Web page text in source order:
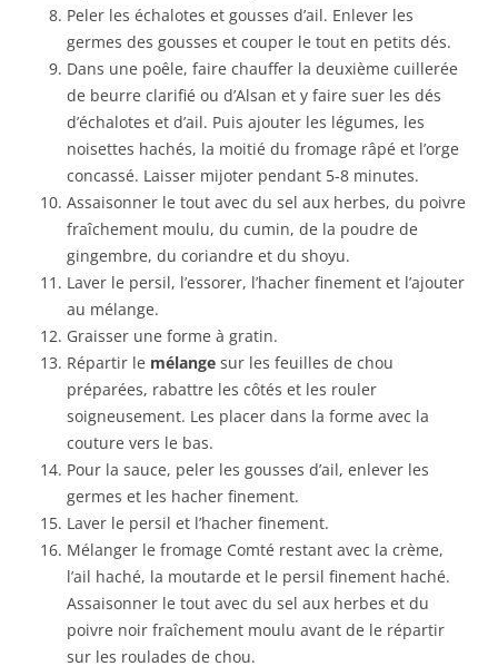
Peler les échalotes et gousses d’ail. Enlever les
germes des gousses et couper le tout en petits dés.
Dans une poêle, faire chauffer la deuxième cuillerée
de beurre clarifié ou d’Alsan et y faire suer les dés
d’échalotes et d’ail. Puis ajouter les légumes, les
noisettes hachés, la moitié du fromage râpé et l’orge
concassé. Laisser mijoter pendant 5-8 minutes.
Assaisonner le tout avec du sel aux herbes, du poivre
fraîchement moulu, du cumin, de la poudre de
gingembre, du coriandre et du shoyu.
Laver le persil, l’essorer, l’hacher finement et l’ajouter
au mélange.
Graisser une forme à gratin.
Répartir le mélange sur les feuilles de chou
préparées, rabattre les côtés et les rouler
soigneusement. Les placer dans la forme avec la
couture vers le bas.
Pour la sauce, peler les gousses d’ail, enlever les
germes et les hacher finement.
Laver le persil et l’hacher finement.
Mélanger le fromage Comté restant avec la crème,
l’ail haché, la moutarde et le persil finement haché.
Assaisonner le tout avec du sel aux herbes et du
poivre noir fraîchement moulu avant de le répartir
sur les roulades de chou.